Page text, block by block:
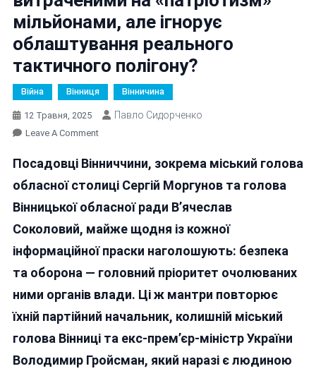
мільйонами, але ігнорує
облаштування реального
тактичного полігону?
Війна Вінниця Вінничина
12 Травня, 2025 Павло Сидорченко
Leave A CommentOn
Влада
Хвалиться
На
«патріотизм»
Мільйонами,
Ігнорує
Облаштування
Реального
Полігону?
Посадовці Вінниччини, зокрема міський голова
обласної столиці Сергій Моргунов та голова
Вінницької обласної ради В’ячеслав
Соколовий, майже щодня із кожної
інформаційної праски наголошують: безпека
та оборона — головний пріоритет очолюваних
ними органів влади. Ці ж мантри повторює
їхній партійний начальник, колишній міський
голова Вінниці та екс-прем’єр-міністр України
Володимир Гройсман, який наразі є людиною